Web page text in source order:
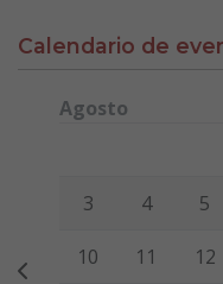
Calendario de
Agosto
3 4 5
10 11 12